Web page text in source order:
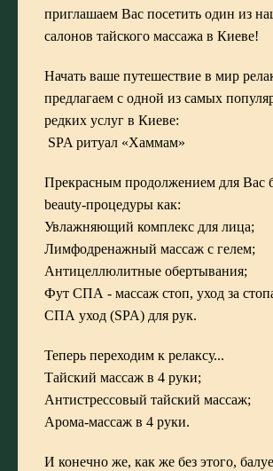
приглашаем Вас посетить один из
салонов тайского массажа в Киеве!
Начать ваше путешествие в мир
предлагаем с одной из самых
редких услуг в Киеве:
SPA ритуал «Хаммам»
Прекрасным продолжением для Вас
beauty-процедуры как:
Увлажняющий комплекс для лица;
Лимфодренажный массаж с гелем;
Антицеллюлитные обертывания;
Фут СПА - массаж стоп, уход за
СПА уход (SPA) для рук.
Теперь переходим к релаксу...
Тайский массаж в 4 руки;
Антистрессовый тайский массаж;
Арома-массаж в 4 руки.
И конечно же, как же без этого,